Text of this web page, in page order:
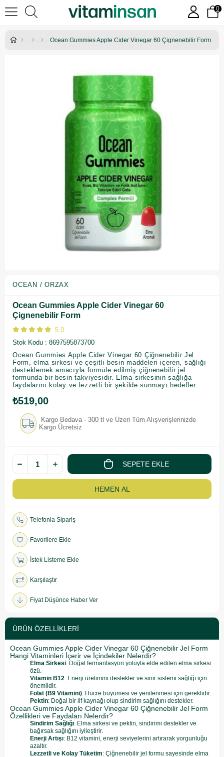
0
Ocean Gummies Apple Cider Vinegar 60 Çignenebilir Form
OCEAN / ORZAX
Ocean Gummies Apple Cider Vinegar 60
Çignenebilir Form
5.0
Stok Kodu
8697595873700
Ocean Gummies Apple Cider Vinegar 60 Çiğnenebilir Jel
Form, elma sirkesi ve çeşitli besin maddeleri içeren, sağlığı
desteklemek amacıyla formüle edilmiş çiğnenebilir jel
formunda bir besin takviyesidir. Elma sirkesinin sağlığa
faydalarını kolay ve lezzetli bir şekilde sunmayı hedefler.
₺519,00
Kargo Bedava - 300 tl ve Üzeri Tüm Alışverişlerinizde
Kargo Ücretsiz
Telefonla Sipariş
Favorilere Ekle
İstek Listeme Ekle
Karşılaştır
Fiyat Düşünce Haber Ver
ÜRÜN ÖZELLIKLERI
Ocean Gummies Apple Cider Vinegar 60 Çiğnenebilir Jel Form
Hangi Vitaminleri İçerir ve İçindekiler Nelerdir?
Elma Sirkesi: Doğal fermantasyon yoluyla elde edilen elma sirkesi
özü.
Vitamin B12: Enerji üretimini destekler ve sinir sistemi sağlığı için
önemlidir.
Folat (B9 Vitamini): Hücre büyümesi ve yenilenmesi için gereklidir.
Pektin: Doğal bir lif kaynağı olup sindirim sağlığını destekler.
Ocean Gummies Apple Cider Vinegar 60 Çiğnenebilir Jel Form
Özellikleri ve Faydaları Nelerdir?
Sindirim Sağlığı: Elma sirkesi ve pektin, sindirimi destekler ve
bağırsak sağlığını iyileştirir.
Enerji Artışı: B12 vitamini, enerji seviyelerini artırarak yorgunluğu
azaltır.
Lezzetli ve Kolay Tüketim: Çiğnenebilir jel formu sayesinde elma